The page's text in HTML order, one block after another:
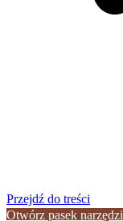
Przejdź do treści
Otwórz pasek narzędzi